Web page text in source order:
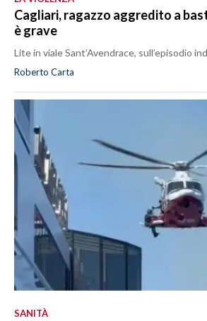
Cagliari, ragazzo aggredito a
è grave
Lite in viale Sant’Avendrace, sull’episodio
Roberto Carta
SANITÀ